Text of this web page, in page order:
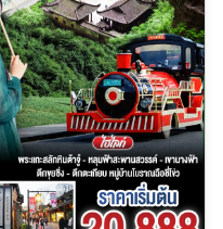
30 มี.ค 70 - 04 เม.ย 70
13 เม.ย 70 - 18 เม.ย 70
27 เม.ย 70 - 02 พ.ค. 70
11 พ.ค. 70 - 16 พ.ค. 70
25 พ.ค. 70 - 30 พ.ค. 70